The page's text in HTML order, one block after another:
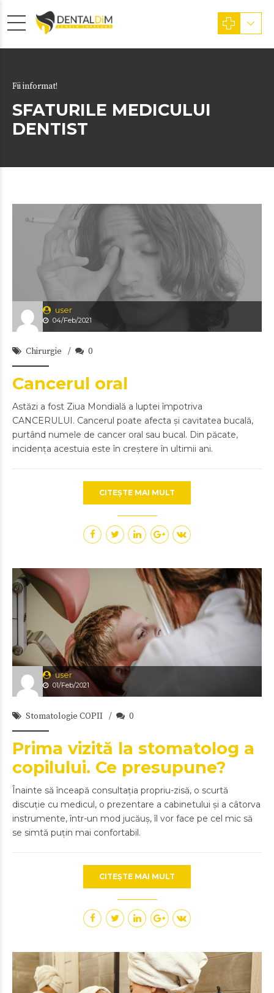
Fii informat!
SFATURILE MEDICULUI
DENTIST
user
04/Feb/2021
Chirurgie 0
Cancerul oral
Astăzi a fost Ziua Mondială a luptei împotriva
CANCERULUI. Cancerul poate afecta și cavitatea bucală,
purtând numele de cancer oral sau bucal. Din păcate,
incidența acestuia este în creștere în ultimii ani.
CITEȘTE MAI MULT
user
01/Feb/2021
Stomatologie COPII 0
Prima vizită la stomatolog a
copilului. Ce presupune?
Înainte să înceapă consultația propriu-zisă, o scurtă
discuție cu medicul, o prezentare a cabinetului și a câtorva
instrumente, într-un mod jucăuș, îl vor face pe cel mic să
se simtă puțin mai confortabil.
CITEȘTE MAI MULT